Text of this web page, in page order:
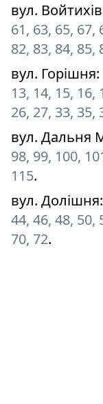
вул.
61, 63, 65, 67,
82, 83, 84, 85,
вул. Горішня:
13, 14, 15, 16,
26, 27, 33, 35,
вул. Дальня
98, 99, 100,
115.
вул. Долішня:
44, 46, 48, 50,
70, 72.